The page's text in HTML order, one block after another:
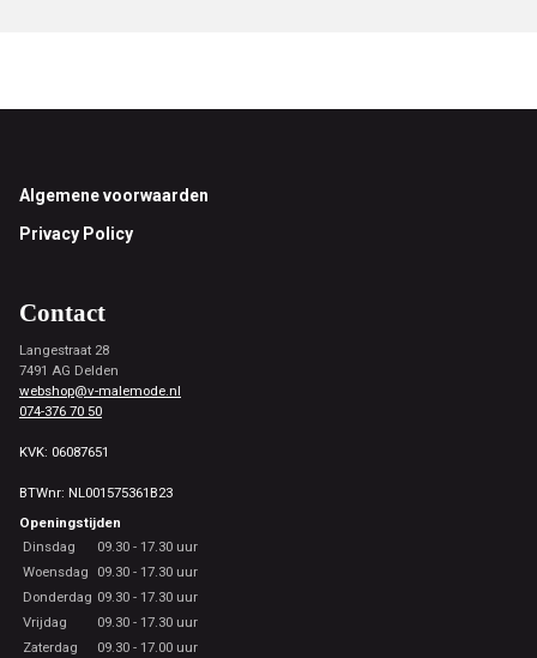
Footer
Algemene voorwaarden
Privacy Policy
Contact
Langestraat 28
7491 AG Delden
webshop@v-malemode.nl
074-376 70 50
KVK: 06087651
BTWnr: NL001575361B23
Openingstijden
Dinsdag
09.30 - 17.30 uur
Woensdag
09.30 - 17.30 uur
Donderdag 09.30 - 17.30 uur
Vrijdag
09.30 - 17.30 uur
Zaterdag
09.30 - 17.00 uur